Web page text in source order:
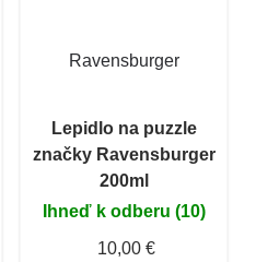
Ravensburger
Lepidlo na puzzle
značky Ravensburger
200ml
Ihneď k odberu (10)
10,00 €